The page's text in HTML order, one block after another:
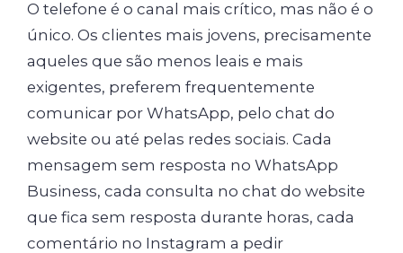
O telefone é o canal mais crítico, mas não é o
único. Os clientes mais jovens, precisamente
aqueles que são menos leais e mais
exigentes, preferem frequentemente
comunicar por WhatsApp, pelo chat do
website ou até pelas redes sociais. Cada
mensagem sem resposta no WhatsApp
Business, cada consulta no chat do website
que fica sem resposta durante horas, cada
comentário no Instagram a pedir